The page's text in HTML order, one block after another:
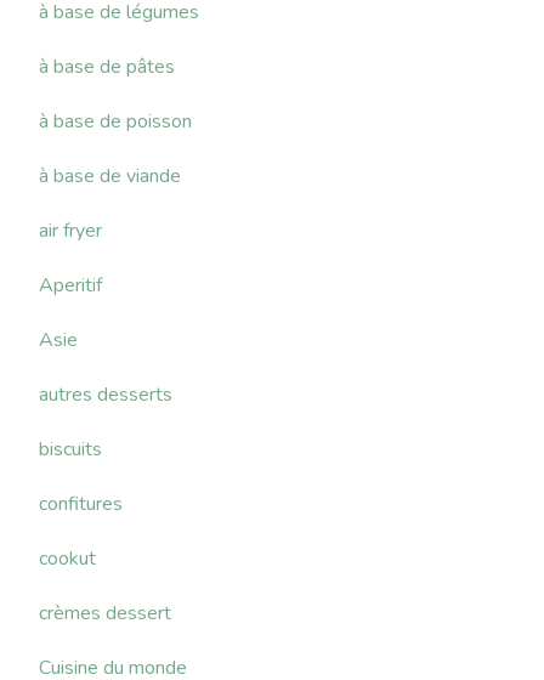
à base de légumes
à base de pâtes
à base de poisson
à base de viande
air fryer
Aperitif
Asie
autres desserts
biscuits
confitures
cookut
crèmes dessert
Cuisine du monde